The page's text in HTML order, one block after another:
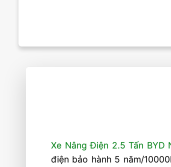
Xe Nâng Điện 2.5 Tấn BYD
điện bảo hành 5 năm/